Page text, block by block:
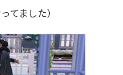
てました）